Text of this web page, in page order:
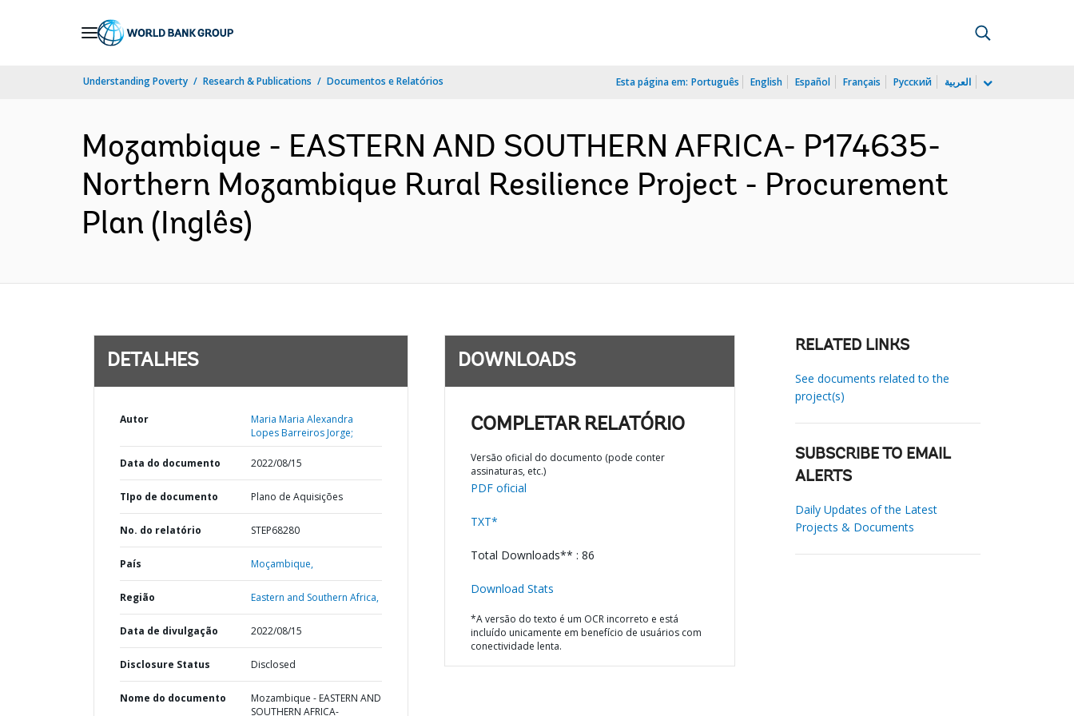
Understanding Poverty Research & Publications Documentos e Relatórios Esta página em: Português English Español Français Русский العربية
Mozambique - EASTERN AND SOUTHERN AFRICA- P174635-
Northern Mozambique Rural Resilience Project - Procurement
Plan (Inglês)
DETALHES
Autor
Maria Maria Alexandra
Lopes Barreiros Jorge;
Data do documento 2022/08/15
TIpo de documento Plano de Aquisições
No. do relatório STEP68280
País Moçambique,
Região Eastern and Southern Africa,
Data de divulgação 2022/08/15
Disclosure Status Disclosed
Nome do documento
Mozambique - EASTERN AND
SOUTHERN AFRICA-
DOWNLOADS
COMPLETAR RELATÓRIO
Versão oficial do documento (pode conter
assinaturas, etc.)
PDF oficial
TXT*
Total Downloads** : 86
Download Stats
*A versão do texto é um OCR incorreto e está
incluído unicamente em benefício de usuários com
conectividade lenta.
RELATED LINKS
See documents related to the
project(s)
SUBSCRIBE TO EMAIL
ALERTS
Daily Updates of the Latest
Projects & Documents